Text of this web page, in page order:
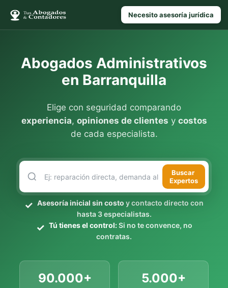
Necesito asesoría jurídica
Abogados Administrativos
en Barranquilla
Elige con seguridad comparando
experiencia, opiniones de clientes y costos
de cada especialista.
Buscar
Expertos
Asesoría inicial sin costo y contacto directo con
hasta 3 especialistas.
Tú tienes el control:Si no te convence, no
contratas.
90.000+ 5.000+